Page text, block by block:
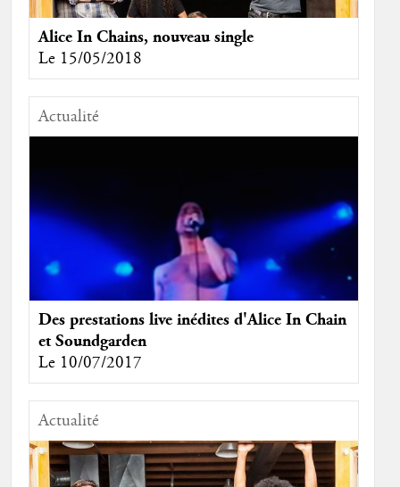
Alice In Chains, nouveau single
Le 15/05/2018
Actualité
Des prestations live inédites d'Alice In Chain
et Soundgarden
Le 10/07/2017
Actualité